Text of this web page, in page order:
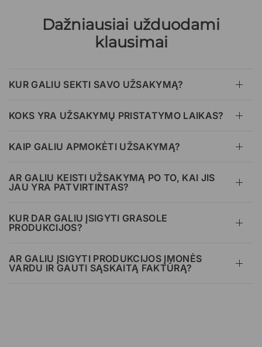
Dažniausiai užduodami
klausimai
KUR GALIU SEKTI SAVO UŽSAKYMĄ?
KOKS YRA UŽSAKYMŲ PRISTATYMO LAIKAS?
KAIP GALIU APMOKĖTI UŽSAKYMĄ?
AR GALIU KEISTI UŽSAKYMĄ PO TO, KAI JIS
JAU YRA PATVIRTINTAS?
KUR DAR GALIU ĮSIGYTI GRASOLE
PRODUKCIJOS?
AR GALIU ĮSIGYTI PRODUKCIJOS ĮMONĖS
VARDU IR GAUTI SĄSKAITĄ FAKTŪRĄ?